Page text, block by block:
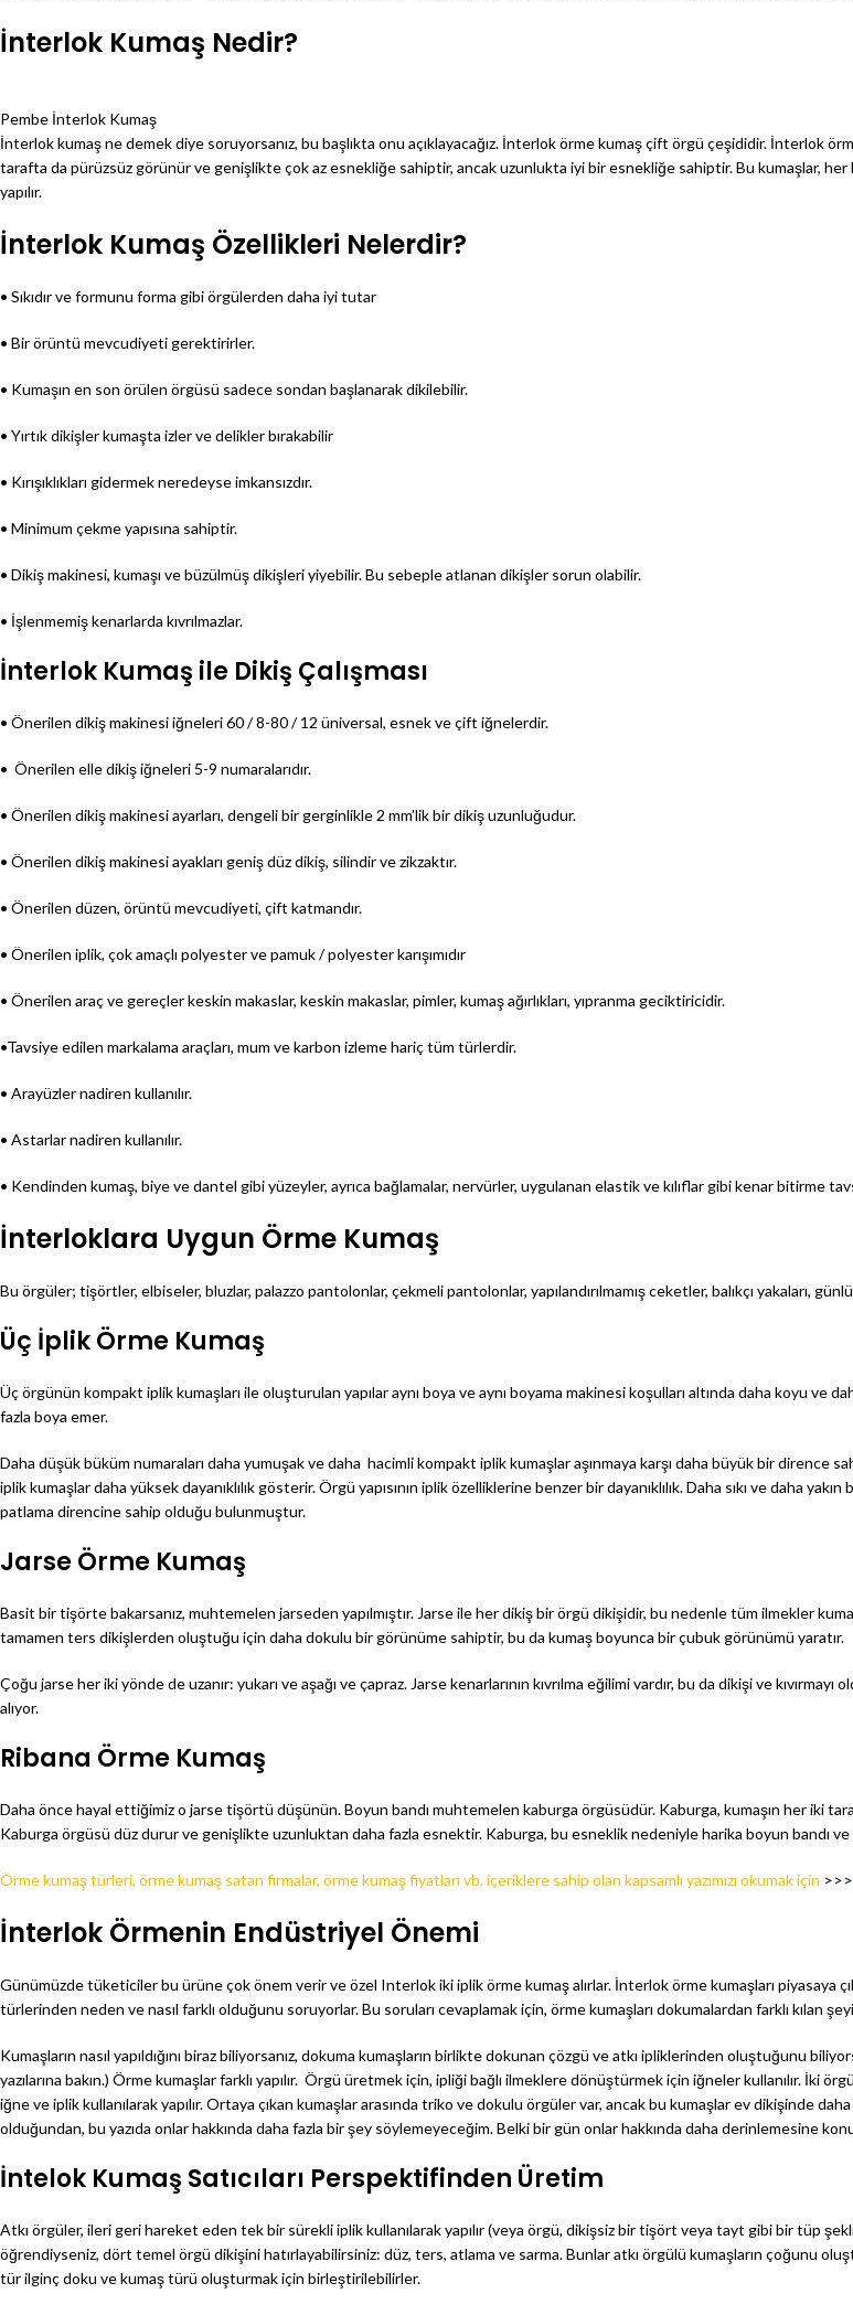
İnterlok Kumaş Nedir?
Pembe İnterlok Kumaş
İnterlok kumaş ne demek diye soruyorsanız, bu başlıkta onu açıklayacağız. İnterlok örme kumaş çift örgü çeşididir. İnterlok
tarafta da pürüzsüz görünür ve genişlikte çok az esnekliğe sahiptir, ancak uzunlukta iyi bir esnekliğe sahiptir. Bu kumaşlar,
yapılır.
İnterlok Kumaş Özellikleri Nelerdir?
• Sıkıdır ve formunu forma gibi örgülerden daha iyi tutar
• Bir örüntü mevcudiyeti gerektirirler.
• Kumaşın en son örülen örgüsü sadece sondan başlanarak dikilebilir.
• Yırtık dikişler kumaşta izler ve delikler bırakabilir
• Kırışıklıkları gidermek neredeyse imkansızdır.
• Minimum çekme yapısına sahiptir.
• Dikiş makinesi, kumaşı ve büzülmüş dikişleri yiyebilir. Bu sebeple atlanan dikişler sorun olabilir.
• İşlenmemiş kenarlarda kıvrılmazlar.
İnterlok Kumaş ile Dikiş Çalışması
• Önerilen dikiş makinesi iğneleri 60 / 8-80 / 12 üniversal, esnek ve çift iğnelerdir.
• Önerilen elle dikiş iğneleri 5-9 numaralarıdır.
• Önerilen dikiş makinesi ayarları, dengeli bir gerginlikle 2 mm’lik bir dikiş uzunluğudur.
• Önerilen dikiş makinesi ayakları geniş düz dikiş, silindir ve zikzaktır.
• Önerilen düzen, örüntü mevcudiyeti, çift katmandır.
• Önerilen iplik, çok amaçlı polyester ve pamuk / polyester karışımıdır
• Önerilen araç ve gereçler keskin makaslar, keskin makaslar, pimler, kumaş ağırlıkları, yıpranma geciktiricidir.
•Tavsiye edilen markalama araçları, mum ve karbon izleme hariç tüm türlerdir.
• Arayüzler nadiren kullanılır.
• Astarlar nadiren kullanılır.
• Kendinden kumaş, biye ve dantel gibi yüzeyler, ayrıca bağlamalar, nervürler, uygulanan elastik ve kılıflar gibi kenar bitirme
İnterloklara Uygun Örme Kumaş
Bu örgüler; tişörtler, elbiseler, bluzlar, palazzo pantolonlar, çekmeli pantolonlar, yapılandırılmamış ceketler, balıkçı yakaları,
Üç İplik Örme Kumaş
Üç örgünün kompakt iplik kumaşları ile oluşturulan yapılar aynı boya ve aynı boyama makinesi koşulları altında daha koyu ve
fazla boya emer.
Daha düşük büküm numaraları daha yumuşak ve daha hacimli kompakt iplik kumaşlar aşınmaya karşı daha büyük bir dirence
iplik kumaşlar daha yüksek dayanıklılık gösterir. Örgü yapısının iplik özelliklerine benzer bir dayanıklılık. Daha sıkı ve daha
patlama direncine sahip olduğu bulunmuştur.
Jarse Örme Kumaş
Basit bir tişörte bakarsanız, muhtemelen jarseden yapılmıştır. Jarse ile her dikiş bir örgü dikişidir, bu nedenle tüm ilmekler
tamamen ters dikişlerden oluştuğu için daha dokulu bir görünüme sahiptir, bu da kumaş boyunca bir çubuk görünümü yaratır.
Çoğu jarse her iki yönde de uzanır: yukarı ve aşağı ve çapraz. Jarse kenarlarının kıvrılma eğilimi vardır, bu da dikişi ve
alıyor.
Ribana Örme Kumaş
Daha önce hayal ettiğimiz o jarse tişörtü düşünün. Boyun bandı muhtemelen kaburga örgüsüdür. Kaburga, kumaşın her iki
Kaburga örgüsü düz durur ve genişlikte uzunluktan daha fazla esnektir. Kaburga, bu esneklik nedeniyle harika boyun bandı
Örme kumaş türleri, örme kumaş satan firmalar, örme kumaş fiyatları vb. içeriklere sahip olan kapsamlı yazımızı okumak için >>>
İnterlok Örmenin Endüstriyel Önemi
Günümüzde tüketiciler bu ürüne çok önem verir ve özel Interlok iki iplik örme kumaş alırlar. İnterlok örme kumaşları piyasaya
türlerinden neden ve nasıl farklı olduğunu soruyorlar. Bu soruları cevaplamak için, örme kumaşları dokumalardan farklı kılan
Kumaşların nasıl yapıldığını biraz biliyorsanız, dokuma kumaşların birlikte dokunan çözgü ve atkı ipliklerinden oluştuğunu
yazılarına bakın.) Örme kumaşlar farklı yapılır. Örgü üretmek için, ipliği bağlı ilmeklere dönüştürmek için iğneler kullanılır. İki
iğne ve iplik kullanılarak yapılır. Ortaya çıkan kumaşlar arasında triko ve dokulu örgüler var, ancak bu kumaşlar ev dikişinde
olduğundan, bu yazıda onlar hakkında daha fazla bir şey söylemeyeceğim. Belki bir gün onlar hakkında daha derinlemesine
İntelok Kumaş Satıcıları Perspektifinden Üretim
Atkı örgüler, ileri geri hareket eden tek bir sürekli iplik kullanılarak yapılır (veya örgü, dikişsiz bir tişört veya tayt gibi bir tüp
öğrendiyseniz, dört temel örgü dikişini hatırlayabilirsiniz: düz, ters, atlama ve sarma. Bunlar atkı örgülü kumaşların çoğunu
tür ilginç doku ve kumaş türü oluşturmak için birleştirilebilirler.